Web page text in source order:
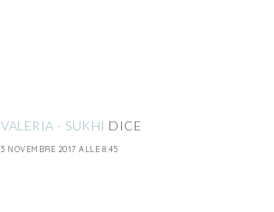
VALERIA - SUKHI DICE
3 NOVEMBRE 2017 ALLE 8:45